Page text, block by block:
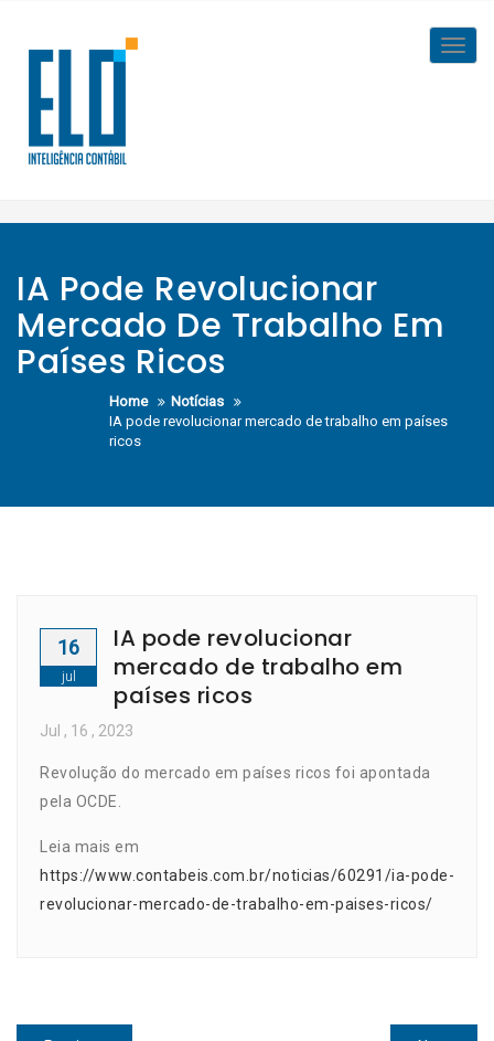
content
IA Pode Revolucionar
Mercado De Trabalho Em
Países Ricos
Home
Notícias
IA pode revolucionar mercado de trabalho em países
ricos
16
jul
IA pode revolucionar
mercado de trabalho em
países ricos
Jul , 16 , 2023
Revolução do mercado em países ricos foi apontada
pela OCDE.
Leia mais em
https://www.contabeis.com.br/noticias/60291/ia-pode-
revolucionar-mercado-de-trabalho-em-paises-ricos/